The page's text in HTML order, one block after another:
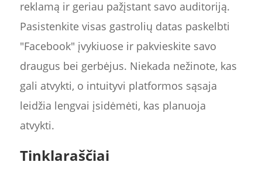
reklamą ir geriau pažįstant savo auditoriją.
Pasistenkite visas gastrolių datas paskelbti
"Facebook" įvykiuose ir pakvieskite savo
draugus bei gerbėjus. Niekada nežinote, kas
gali atvykti, o intuityvi platformos sąsaja
leidžia lengvai įsidėmėti, kas planuoja
atvykti.
Tinklaraščiai